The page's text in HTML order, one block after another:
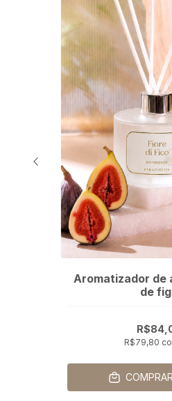
Aromatizador de
de
R$79,80